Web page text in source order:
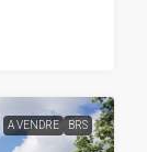
A VENDRE BRS